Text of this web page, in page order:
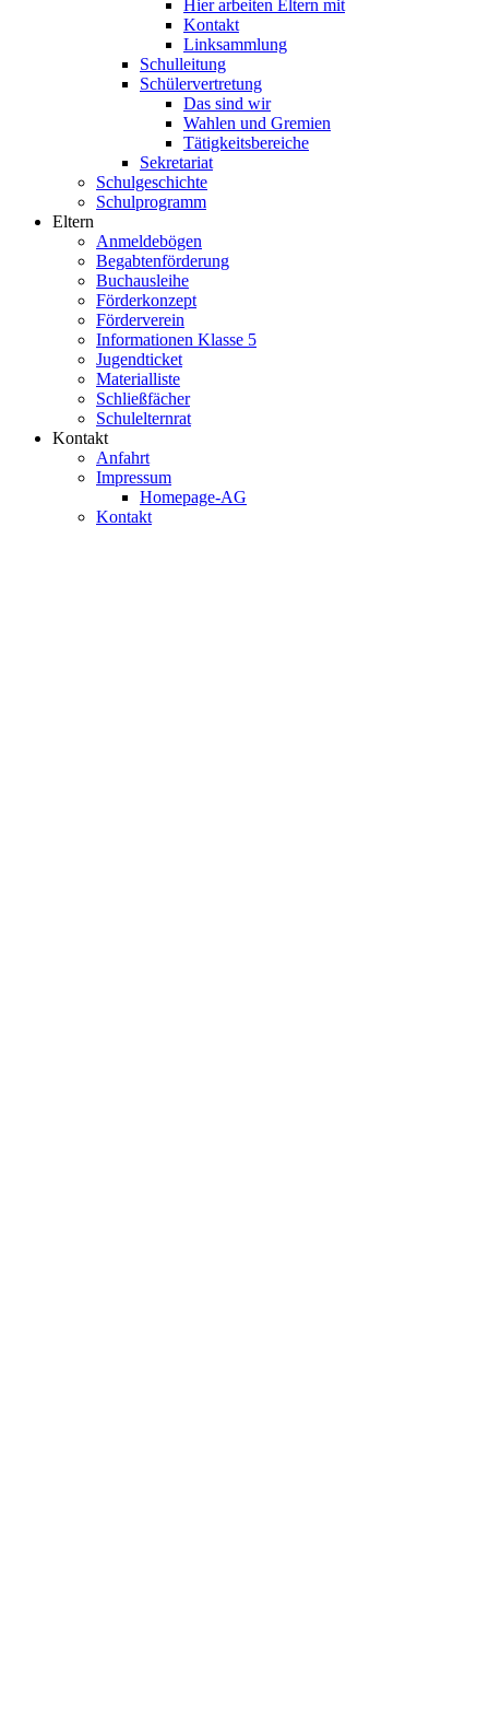
Hier arbeiten Eltern mit
Kontakt
Linksammlung
Schulleitung
Schülervertretung
Das sind wir
Wahlen und Gremien
Tätigkeitsbereiche
Sekretariat
Schulgeschichte
Schulprogramm
Eltern
Anmeldebögen
Begabtenförderung
Buchausleihe
Förderkonzept
Förderverein
Informationen Klasse 5
Jugendticket
Materialliste
Schließfächer
Schulelternrat
Kontakt
Anfahrt
Impressum
Homepage-AG
Kontakt